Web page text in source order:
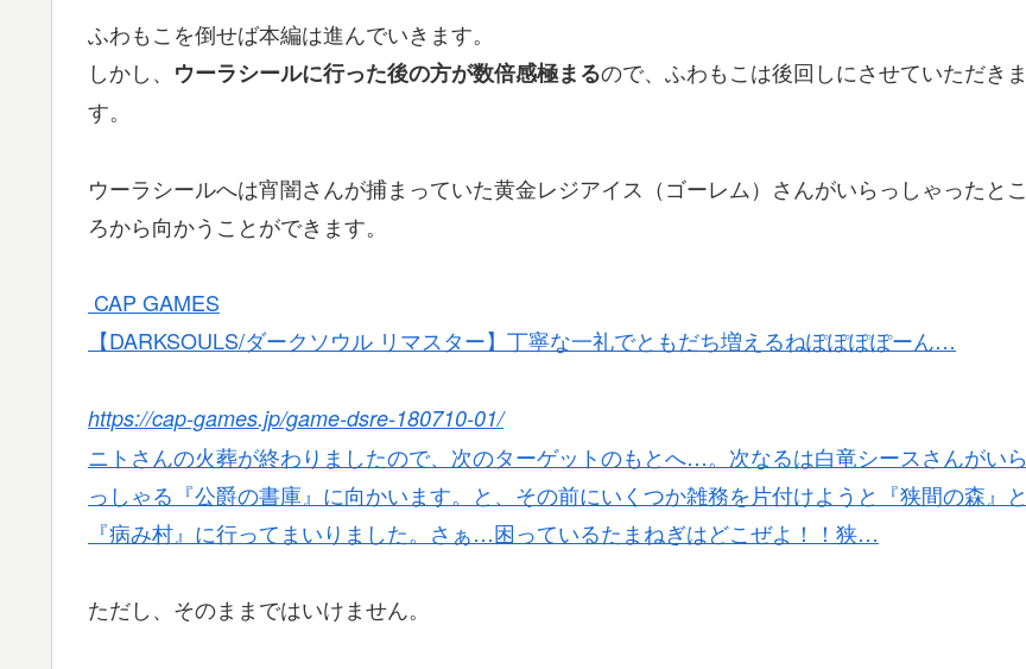
ふわもこを倒せば本編は進んでいきます。
しかし、 ウーラシールに行った後の方が数倍感極まるので、ふわもこは後回しにさせていただきま
す。
ウーラシールへは宵闇さんが捕まっていた黄金レジアイス（ゴーレム）さんがいらっしゃったとこ
ろから向かうことができます。
CAP GAMES
【DARKSOULS/ダークソウル リマスター】丁寧な一礼でともだち増えるねぽぽぽぽーん…
https://cap-games.jp/game-dsre-180710-01/
ニトさんの火葬が終わりましたので、次のターゲットのもとへ…。次なるは白竜シースさんがいら
っしゃる『公爵の書庫』に向かいます。と、その前にいくつか雑務を片付けようと『狭間の森』と
『病み村』に行ってまいりました。さぁ…困っているたまねぎはどこぜよ！！狭…
ただし、そのままではいけません。